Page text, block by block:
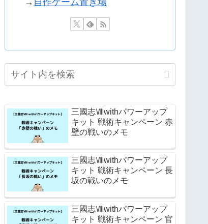
三國志Ⅷwithパワーアップ
キット 戦術キャンペーン 赤
壁の戦いのメモ
三國志Ⅷwithパワーアップ
キット 戦術キャンペーン 長
坂の戦いのメモ
三國志Ⅷwithパワーアップ
キット 戦術キャンペーン 官